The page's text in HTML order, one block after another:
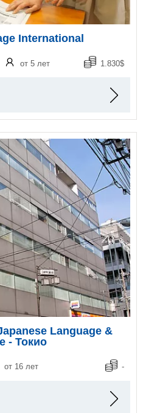
International
от 5 лет 1.830$
Language &
- Токио
от 16 лет -